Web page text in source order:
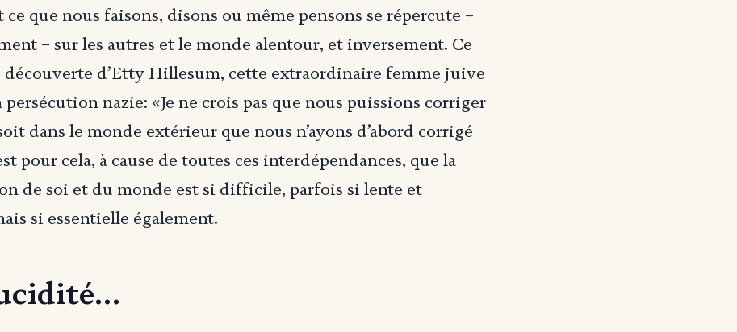
que nous faisons, disons ou même pensons se répercute –
– sur les autres et le monde alentour, et inversement. Ce
découverte d’Etty Hillesum, cette extraordinaire femme juive
nazie: «Je ne crois pas que nous puissions corriger
dans le monde extérieur que nous n’ayons d’abord corrigé
pour cela, à cause de toutes ces interdépendances, que la
de soi et du monde est si difficile, parfois si lente et
si essentielle également.